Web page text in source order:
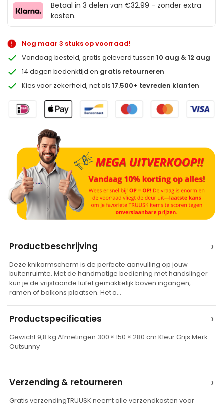
Betaal in 3 delen van €32,99 - zonder extra
kosten.
Nog maar 3 stuks op voorraad!
Vandaag besteld, gratis geleverd tussen10 aug & 12 aug
14 dagen bedenktijd en gratis retourneren
Kies voor zekerheid, net als17.500+ tevreden klanten
t
e
r
a
t
e
Productbeschrijving ›
Deze knikarmscherm is de perfecte aanvulling op jouw
buitenruimte. Met de handmatige bediening met handslinger
kun je de vrijstaande luifel gemakkelijk boven ingangen,
ramen of balkons plaatsen. Het o…
Productspecificaties ›
Gewicht 9,8 kg Afmetingen 300 × 150 × 280 cm Kleur Grijs Merk
Outsunny
Verzending & retourneren ›
Gratis verzendingTRUUSK neemt alle verzendkosten voor